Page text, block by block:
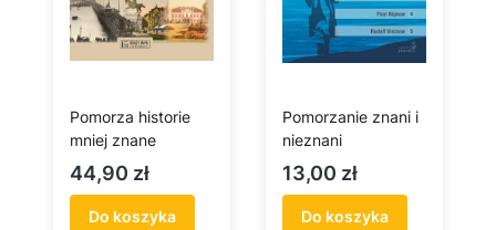
Pomorza historie
mniej znane
Cena
44,90 zł
Do koszyka
Pomorzanie znani i
nieznani
Cena
13,00 zł
Do koszyka